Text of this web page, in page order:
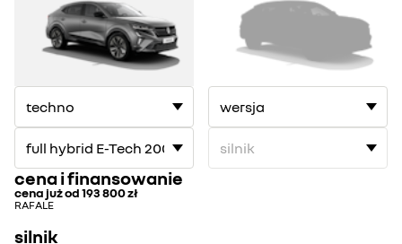
cena i finansowanie
cena już od193 800 zł
RAFALE
silnik